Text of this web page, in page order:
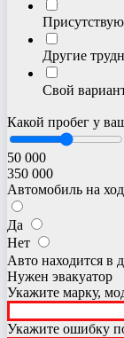
Другие
Свой
Какой пробег у
50 000
350 000
Автомобиль на
Да
Нет
Авто находится в
Нужен эвакуатор
Укажите марку,
Укажите ошибку